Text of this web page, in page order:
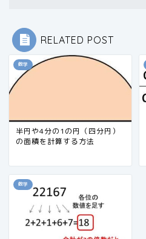
RELATED POST
数学
半円や4分の1の円（四分円）
の面積を計算する方法
数学